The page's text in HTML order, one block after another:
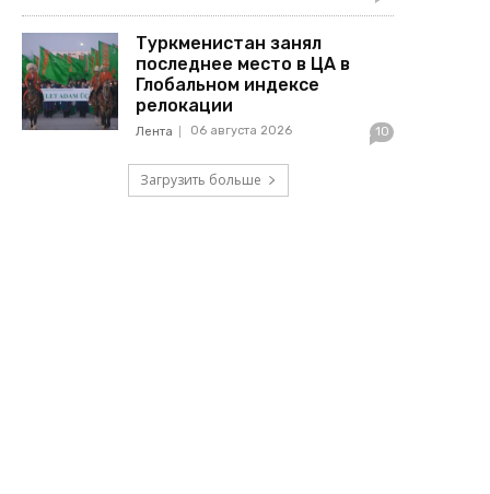
Туркменистан занял
последнее место в ЦА в
Глобальном индексе
релокации
Лента 06 августа 2026 10
Загрузить больше